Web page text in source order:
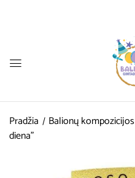
Pradžia Balionų kompozicijos
diena”